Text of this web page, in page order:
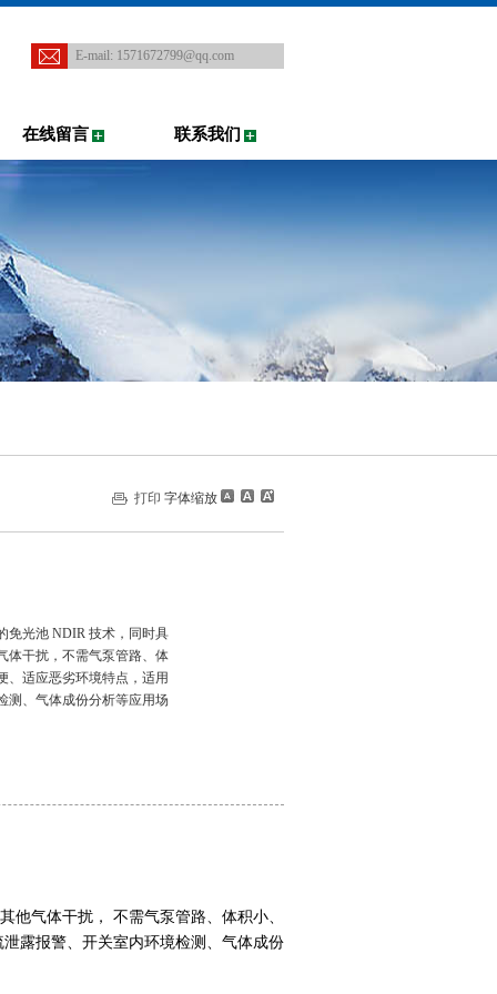
E-mail: 1571672799@qq.com
在线留言 联系我们
打印 字体缩放
免光池 NDIR 技术，同时具
体干扰，不需气泵管路、体
、适应恶劣环境特点，适用
测、气体成份分析等应用场
他气体干扰， 不需气泵管路、体积小、
泄露报警、开关室内环境检测、气体成份